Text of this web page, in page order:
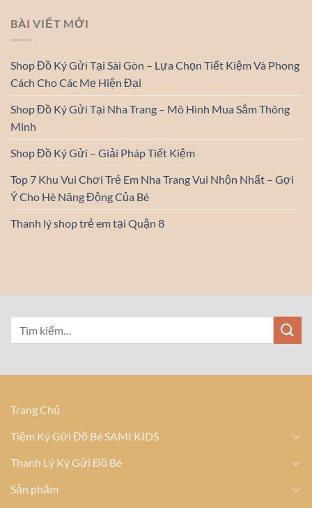
BÀI VIẾT MỚI
Shop Đồ Ký Gửi Tại Sài Gòn – Lựa Chọn Tiết Kiệm Và Phong
Cách Cho Các Mẹ Hiện Đại
Shop Đồ Ký Gửi Tại Nha Trang – Mô Hình Mua Sắm Thông
Minh
Shop Đồ Ký Gửi – Giải Pháp Tiết Kiệm
Top 7 Khu Vui Chơi Trẻ Em Nha Trang Vui Nhộn Nhất – Gợi
Ý Cho Hè Năng Động Của Bé
Thanh lý shop trẻ em tại Quận 8
Trang Chủ
Tiệm Ký Gửi Đồ Bé SAMI KIDS
Thanh Lý Ký Gửi Đồ Bé
Sản phẩm